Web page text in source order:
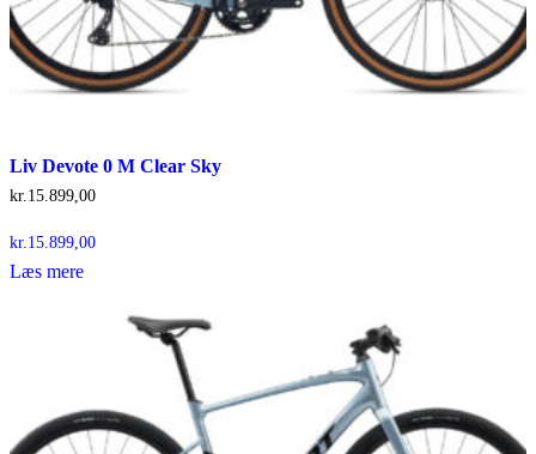
Liv Devote 0 M Clear Sky
kr.15.899,00
kr. 15.899,00
Læs mere